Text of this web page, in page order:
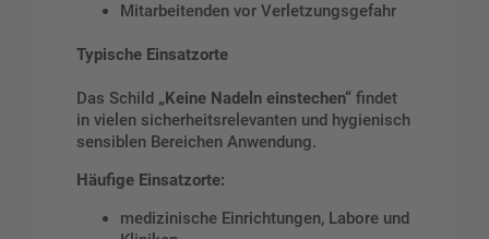
Mitarbeitenden vor Verletzungsgefahr
Typische Einsatzorte
Das Schild „Keine Nadeln einstechen“ findet
in vielen sicherheitsrelevanten und hygienisch
sensiblen Bereichen Anwendung.
Häufige Einsatzorte:
medizinische Einrichtungen, Labore und